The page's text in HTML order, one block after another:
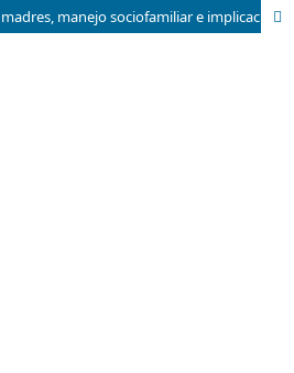
Emigración de padres y madres, manejo sociofamiliar e implicaciones para hijos e hijas menores